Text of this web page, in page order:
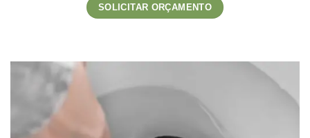
SOLICITAR ORÇAMENTO